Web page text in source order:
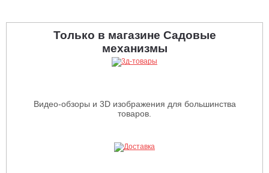
Только в магазине Садовые
механизмы
Видео-обзоры и 3D изображения для большинства
товаров.